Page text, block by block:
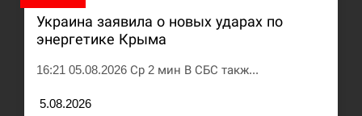
11:40
У зоопарку Токіо через спеку загинули три
левиці
11:23
Россияне ударили “Бардеролями” по Харькову,
Украина заявила о новых ударах по
энергетике Крыма
16:21 05.08.2026 Ср 2 мин В СБС такж...
5.08.2026